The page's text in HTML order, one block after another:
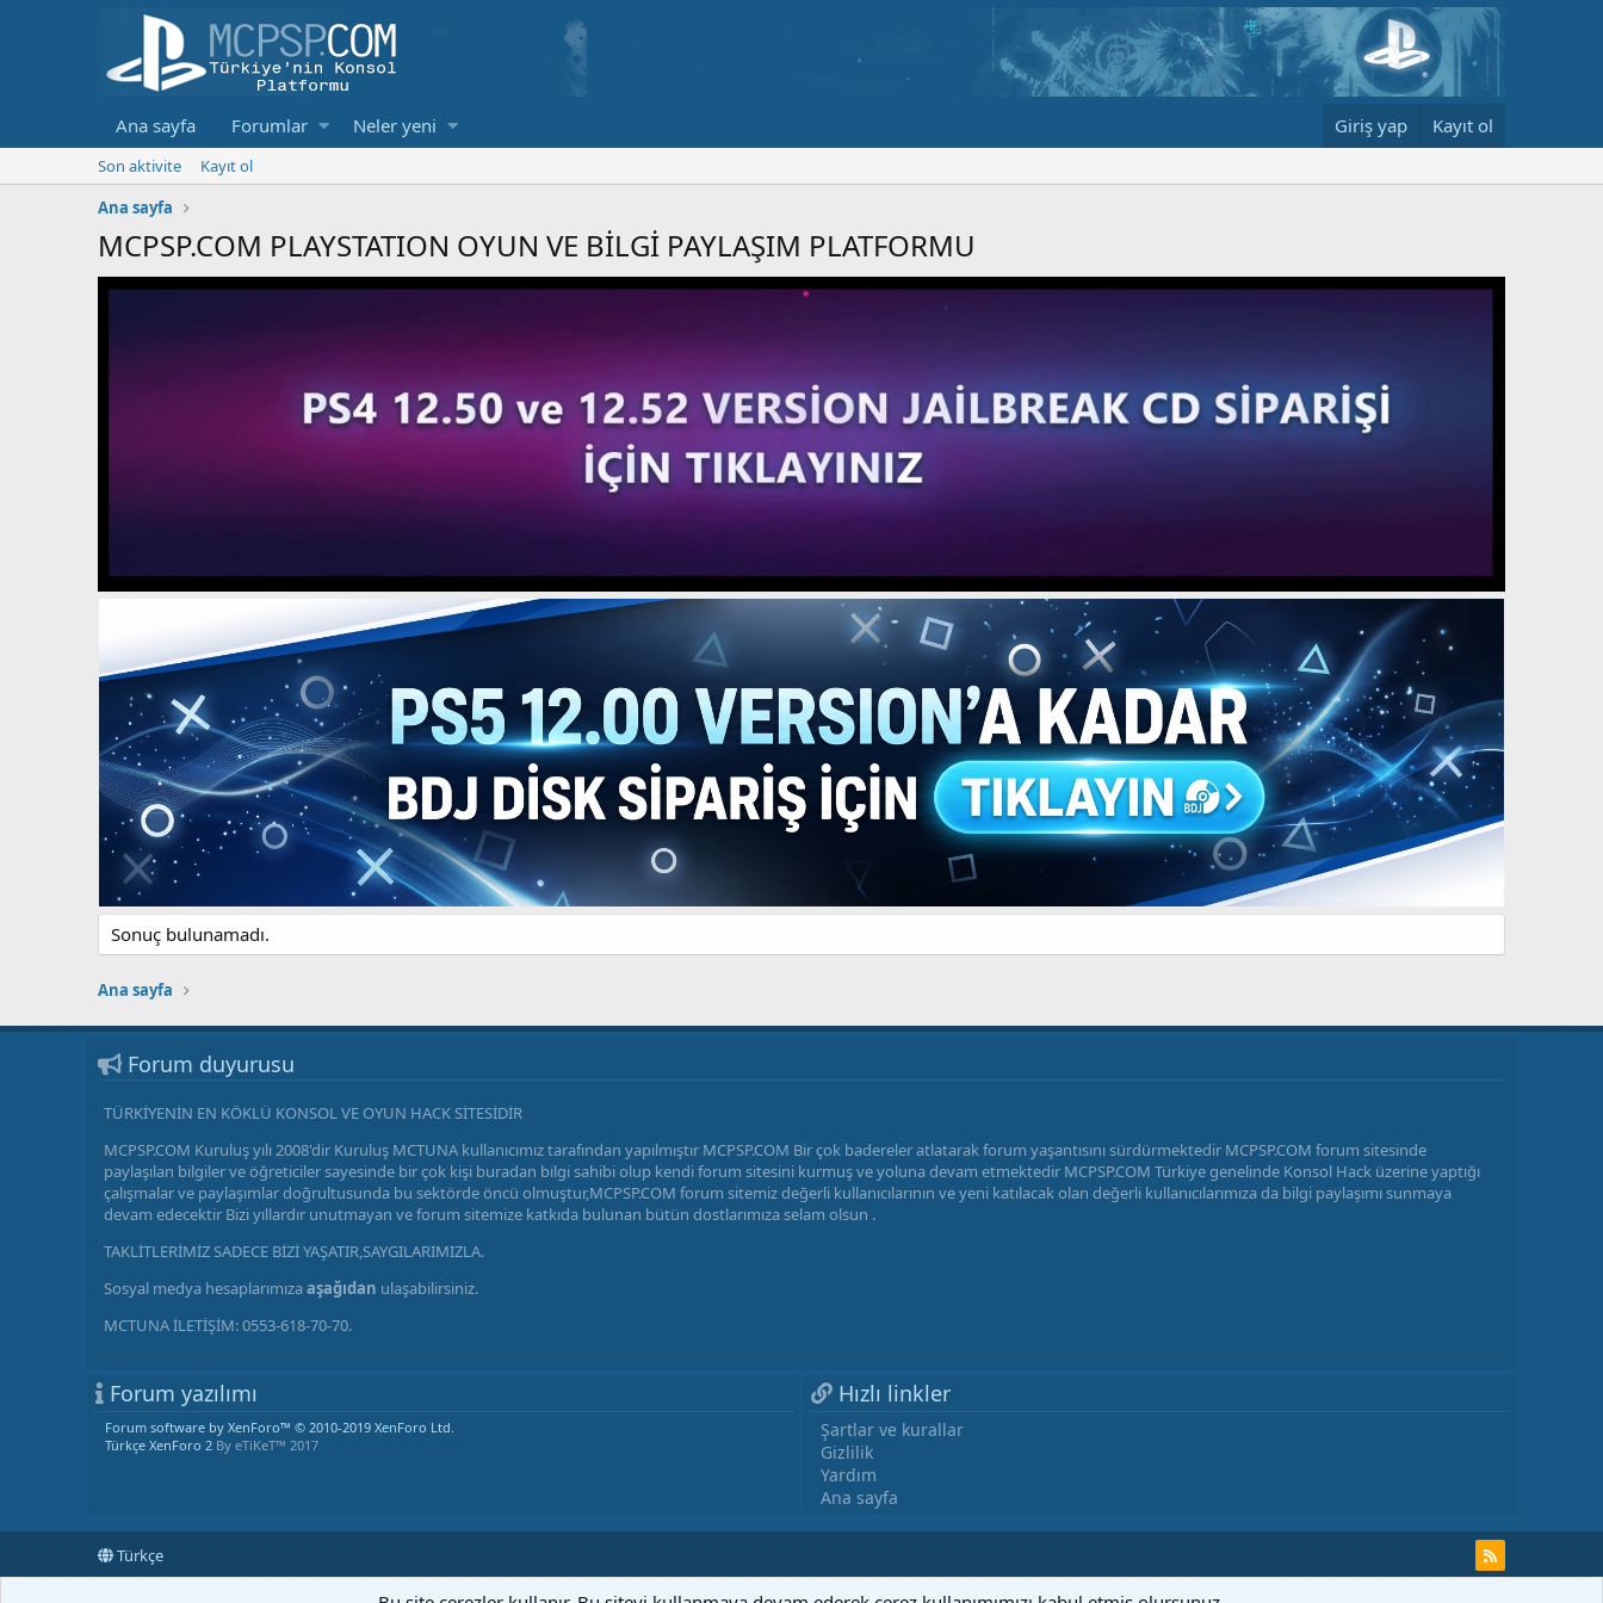
Ana sayfa Forumlar Neler yeni Giriş yap Kayıt ol
Son aktivite
Kayıt ol
Ana sayfa
MCPSP.COM PLAYSTATION OYUN VE BİLGİ PAYLAŞIM PLATFORMU
Sonuç bulunamadı.
Ana sayfa
Forum duyurusu
TÜRKİYENİN EN KÖKLÜ KONSOL VE OYUN HACK SİTESİDİR
MCPSP.COM Kuruluş yılı 2008'dir Kuruluş MCTUNA kullanıcımız tarafından yapılmıştır MCPSP.COM Bir çok badereler atlatarak forum yaşantısını sürdürmektedir MCPSP.COM forum sitesinde
paylaşılan bilgiler ve öğreticiler sayesinde bir çok kişi buradan bilgi sahibi olup kendi forum sitesini kurmuş ve yoluna devam etmektedir MCPSP.COM Türkiye genelinde Konsol Hack üzerine yaptığı
çalışmalar ve paylaşımlar doğrultusunda bu sektörde öncü olmuştur,MCPSP.COM forum sitemiz değerli kullanıcılarının ve yeni katılacak olan değerli kullanıcılarımıza da bilgi paylaşımı sunmaya
devam edecektir Bizi yıllardır unutmayan ve forum sitemize katkıda bulunan bütün dostlarımıza selam olsun .
TAKLİTLERİMİZ SADECE BİZİ YAŞATIR,SAYGILARIMIZLA.
Sosyal medya hesaplarımızaaşağıdan ulaşabilirsiniz.
MCTUNA İLETİŞİM: 0553-618-70-70.
Forum yazılımı
Forum software by XenForo™ © 2010-2019 XenForo Ltd.
Türkçe XenForo 2 By eTiKeT™ 2017
Hızlı linkler
Şartlar ve kurallar
Gizlilik
Yardım
Ana sayfa
Türkçe